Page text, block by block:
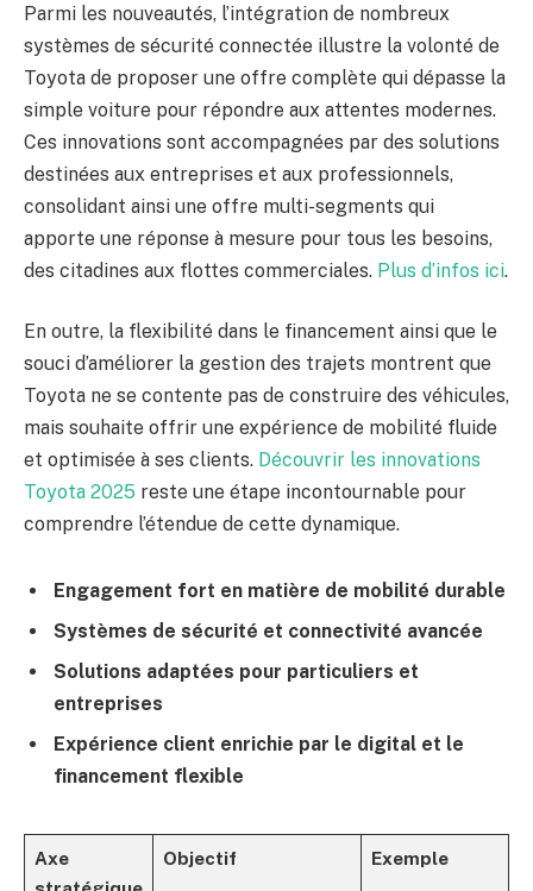
Parmi les nouveautés, l’intégration de nombreux
systèmes de sécurité connectée illustre la volonté de
Toyota de proposer une offre complète qui dépasse la
simple voiture pour répondre aux attentes modernes.
Ces innovations sont accompagnées par des solutions
destinées aux entreprises et aux professionnels,
consolidant ainsi une offre multi-segments qui
apporte une réponse à mesure pour tous les besoins,
des citadines aux flottes commerciales. Plus d’infos ici.
En outre, la flexibilité dans le financement ainsi que le
souci d’améliorer la gestion des trajets montrent que
Toyota ne se contente pas de construire des véhicules,
mais souhaite offrir une expérience de mobilité fluide
et optimisée à ses clients. Découvrir les innovations
Toyota 2025 reste une étape incontournable pour
comprendre l’étendue de cette dynamique.
Engagement fort en matière de mobilité durable
Systèmes de sécurité et connectivité avancée
Solutions adaptées pour particuliers et
entreprises
Expérience client enrichie par le digital et le
financement flexible
Axe
Objectif Exemple